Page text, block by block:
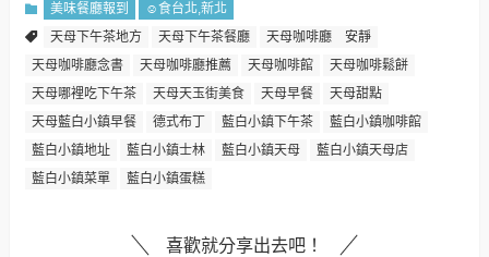
美味餐廳報到
☺食台北,新北
天母下午茶地方
天母下午茶餐廳
天母咖啡廳 安靜
天母咖啡廳念書
天母咖啡廳推薦 天母咖啡館
天母咖啡鬆餅
天母哪裡吃下午茶
天母天玉街美食 天母早餐
天母甜點
天母藍白小鎮早餐
德式布丁 藍白小鎮下午茶
藍白小鎮咖啡館
藍白小鎮地址
藍白小鎮士林 藍白小鎮天母
藍白小鎮天母店
藍白小鎮菜單
藍白小鎮蛋糕
喜歡就分享出去吧！